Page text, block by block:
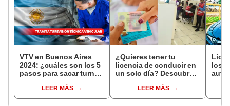
VTV en Buenos Aires
2024: ¿cuáles son los 5
pasos para sacar turno
LEER MÁS
¿Quieres tener tu
licencia de conducir en
un solo día? Descubre
LEER MÁS
los